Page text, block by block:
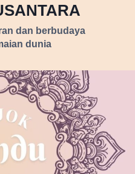
dan berbudaya
dunia